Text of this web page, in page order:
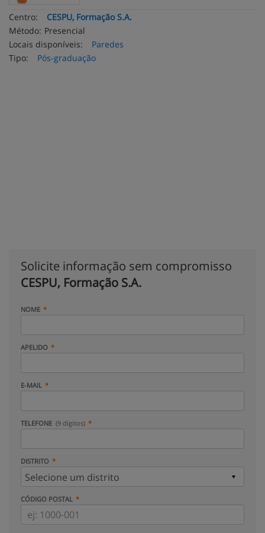
Centro:
CESPU, Formação S.A.
Método: Presencial
Locais disponíveis:
Paredes
Tipo:
Pós-graduação
Solicite informação sem compromisso
CESPU, Formação S.A.
NOME
APELIDO
E-MAIL
TELEFONE (9 dígitos)
DISTRITO
CÓDIGO POSTAL